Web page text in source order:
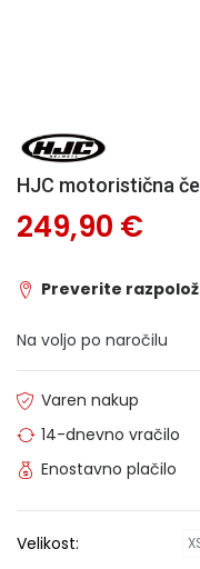
HJC motoristična
249,90 €
Preverite
Na voljo po naročilu
Varen nakup
14-dnevno vračilo
Enostavno plačilo
Velikost: